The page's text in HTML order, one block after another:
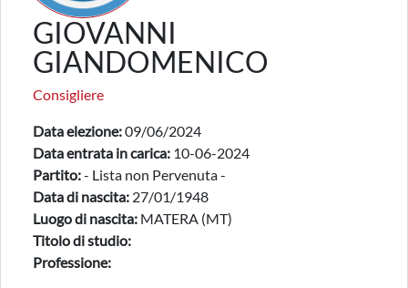
GIOVANNI
GIANDOMENICO
Consigliere
Data elezione:09/06/2024
Data entrata in carica: 10-06-2024
Partito:- Lista non Pervenuta -
Data di nascita: 27/01/1948
Luogo di nascita: MATERA (MT)
Titolo di studio:
Professione: